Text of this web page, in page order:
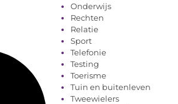
Onderwijs
Rechten
Relatie
Sport
Telefonie
Testing
Toerisme
Tuin en buitenleven
Tweewielers